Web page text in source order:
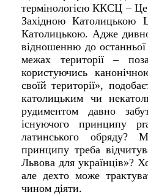
термінологією ККСЦ –
Західною
Католицькою. Адже
відношенню до
межах території –
користуючись
своїй території»,
католицьким чи
рудиментом давно
існуючого принципу
латинського
принципу треба
Львова для українців»?
але дехто може
чином діяти.